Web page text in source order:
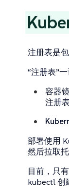
注册表是
“注册表”
容器
注册
部署使用
然后拉取
目前，只
kubectl 创